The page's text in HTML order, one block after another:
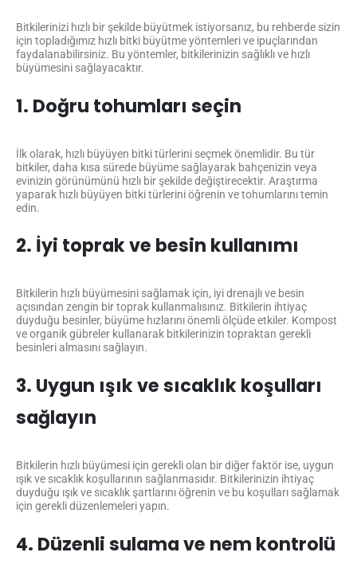
Bitkilerinizi hızlı bir şekilde büyütmek istiyorsanız, bu rehberde sizin
için topladığımız hızlı bitki büyütme yöntemleri ve ipuçlarından
faydalanabilirsiniz. Bu yöntemler, bitkilerinizin sağlıklı ve hızlı
büyümesini sağlayacaktır.
1. Doğru tohumları seçin
İlk olarak, hızlı büyüyen bitki türlerini seçmek önemlidir. Bu tür
bitkiler, daha kısa sürede büyüme sağlayarak bahçenizin veya
evinizin görünümünü hızlı bir şekilde değiştirecektir. Araştırma
yaparak hızlı büyüyen bitki türlerini öğrenin ve tohumlarını temin
edin.
2. İyi toprak ve besin kullanımı
Bitkilerin hızlı büyümesini sağlamak için, iyi drenajlı ve besin
açısından zengin bir toprak kullanmalısınız. Bitkilerin ihtiyaç
duyduğu besinler, büyüme hızlarını önemli ölçüde etkiler. Kompost
ve organik gübreler kullanarak bitkilerinizin topraktan gerekli
besinleri almasını sağlayın.
3. Uygun ışık ve sıcaklık koşulları
sağlayın
Bitkilerin hızlı büyümesi için gerekli olan bir diğer faktör ise, uygun
ışık ve sıcaklık koşullarının sağlanmasıdır. Bitkilerinizin ihtiyaç
duyduğu ışık ve sıcaklık şartlarını öğrenin ve bu koşulları sağlamak
için gerekli düzenlemeleri yapın.
4. Düzenli sulama ve nem kontrolü